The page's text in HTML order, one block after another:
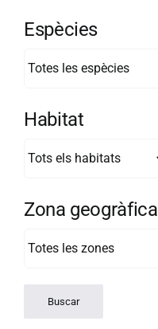
Espècies
Habitat
Zona geogràfica